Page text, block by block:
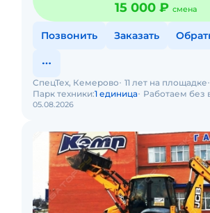
15 000 ₽ смена
Позвонить Заказать
05.08.2026
СпецТех, Кемерово 11 лет на площадке
Парк техники:1 единица Работаем без